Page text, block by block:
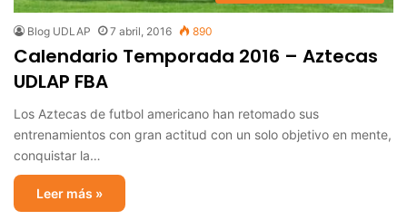
Blog UDLAP 7 abril, 2016 890
Calendario Temporada 2016 – Aztecas
UDLAP FBA
Los Aztecas de futbol americano han retomado sus
entrenamientos con gran actitud con un solo objetivo en mente,
conquistar la…
Leer más »